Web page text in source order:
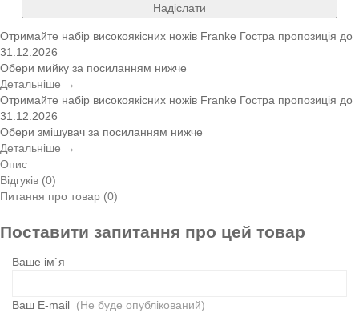
Надіслати
Отримайте набір високоякісних ножів Franke Гостра пропозиція до
31.12.2026
Обери мийку за посиланням нижче
Детальніше →
Отримайте набір високоякісних ножів Franke Гостра пропозиція до
31.12.2026
Обери змішувач за посиланням нижче
Детальніше →
Опис
Відгуків (0)
Питання про товар (0)
Поставити запитання про цей товар
Ваше ім`я
Ваш E-mail (Не буде опублікований)